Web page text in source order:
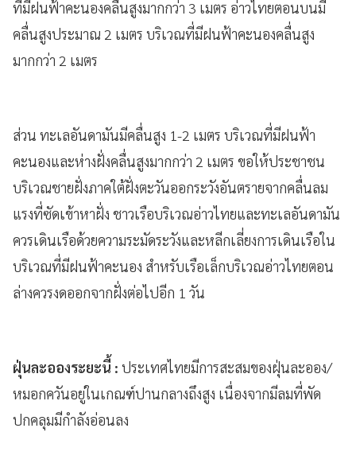
ที่มีฝนฟ้าคะนองคลื่นสูงมากกว่า 3 เมตร อ่าวไทยตอนบนมี
คลื่นสูงประมาณ 2 เมตร บริเวณที่มีฝนฟ้าคะนองคลื่นสูง
มากกว่า 2 เมตร
ส่วน ทะเลอันดามันมีคลื่นสูง 1-2 เมตร บริเวณที่มีฝนฟ้า
คะนองและห่างฝั่งคลื่นสูงมากกว่า 2 เมตร ขอให้ประชาชน
บริเวณชายฝั่งภาคใต้ฝั่งตะวันออกระวังอันตรายจากคลื่นลม
แรงที่ซัดเข้าหาฝั่ง ชาวเรือบริเวณอ่าวไทยและทะเลอันดามัน
ควรเดินเรือด้วยความระมัดระวังและหลีกเลี่ยงการเดินเรือใน
บริเวณที่มีฝนฟ้าคะนอง สำหรับเรือเล็กบริเวณอ่าวไทยตอน
ล่างควรงดออกจากฝั่งต่อไปอีก 1 วัน
ฝุ่นละอองระยะนี้ : ประเทศไทยมีการสะสมของฝุ่นละออง/
หมอกควันอยู่ในเกณฑ์ปานกลางถึงสูง เนื่องจากมีลมที่พัด
ปกคลุมมีกำลังอ่อนลง